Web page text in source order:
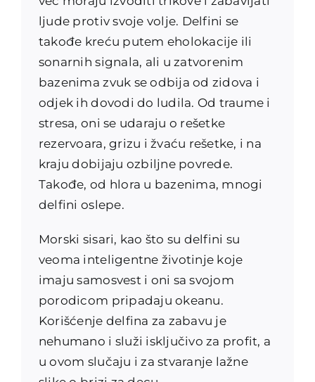
ljude protiv svoje volje. Delfini se
takođe kreću putem eholokacije ili
sonarnih signala, ali u zatvorenim
bazenima zvuk se odbija od zidova i
odjek ih dovodi do ludila. Od traume i
stresa, oni se udaraju o rešetke
rezervoara, grizu i žvaću rešetke, i na
kraju dobijaju ozbiljne povrede.
Takođe, od hlora u bazenima, mnogi
delfini oslepe.
Morski sisari, kao što su delfini su
veoma inteligentne životinje koje
imaju samosvest i oni sa svojom
porodicom pripadaju okeanu.
Korišćenje delfina za zabavu je
nehumano i služi isključivo za profit, a
u ovom slučaju i za stvaranje lažne